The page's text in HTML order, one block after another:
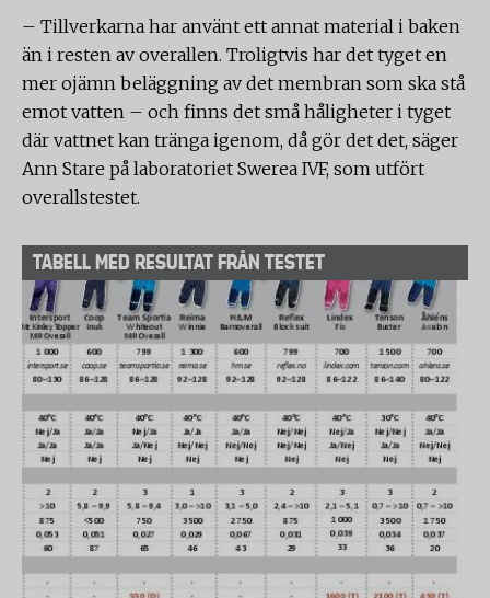
– Tillverkarna har använt ett annat material i baken
än i resten av overallen. Troligtvis har det tyget en
mer ojämn beläggning av det membran som ska stå
emot vatten – och finns det små håligheter i tyget
där vattnet kan tränga igenom, då gör det det, säger
Ann Stare på laboratoriet Swerea IVF, som utfört
overallstestet.
TABELL MED RESULTAT FRÅN TESTET